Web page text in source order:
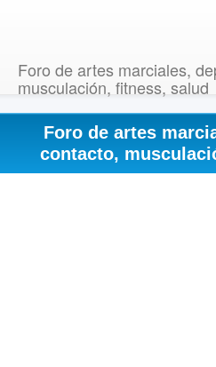
Foro de artes marciales,
musculación, fitness, salud
Foro de artes
contacto,